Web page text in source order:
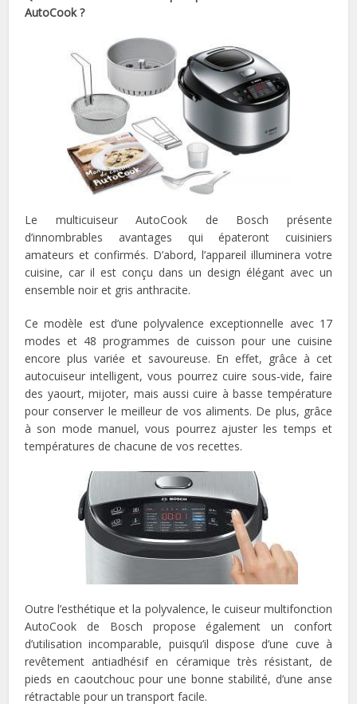
AutoCook ?
Le multicuiseur AutoCook de Bosch présente
d’innombrables avantages qui épateront cuisiniers
amateurs et confirmés. D’abord, l’appareil illuminera votre
cuisine, car il est conçu dans un design élégant avec un
ensemble noir et gris anthracite.
Ce modèle est d’une polyvalence exceptionnelle avec 17
modes et 48 programmes de cuisson pour une cuisine
encore plus variée et savoureuse. En effet, grâce à cet
autocuiseur intelligent, vous pourrez cuire sous-vide, faire
des yaourt, mijoter, mais aussi cuire à basse température
pour conserver le meilleur de vos aliments. De plus, grâce
à son mode manuel, vous pourrez ajuster les temps et
températures de chacune de vos recettes.
Outre l’esthétique et la polyvalence, le cuiseur multifonction
AutoCook de Bosch propose également un confort
d’utilisation incomparable, puisqu’il dispose d’une cuve à
revêtement antiadhésif en céramique très résistant, de
pieds en caoutchouc pour une bonne stabilité, d’une anse
rétractable pour un transport facile.